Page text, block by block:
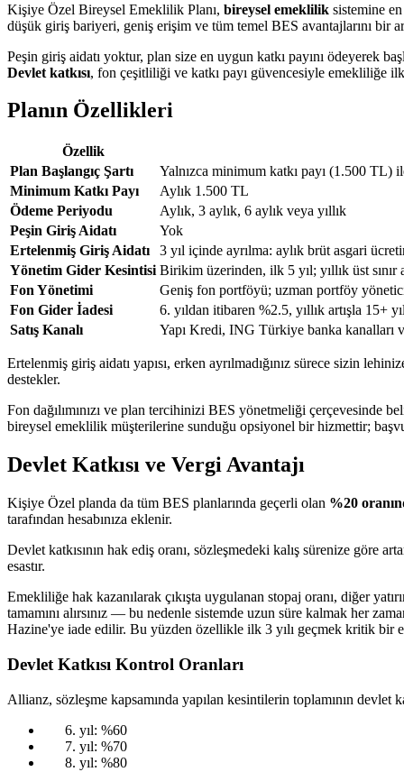
Kişiye Özel Bireysel Emeklilik Planı, bireysel emeklilik sistemine
düşük giriş bariyeri, geniş erişim ve tüm temel BES avantajlarını bir
Peşin giriş aidatı yoktur, plan size en uygun katkı payını ödeyerek
Devlet katkısı, fon çeşitliliği ve katkı payı güvencesiyle emekliliğe ilk
Planın Özellikleri
Özellik
Plan Başlangıç Şartı
Yalnızca minimum katkı payı (1.500 TL)
Minimum Katkı Payı
Aylık 1.500 TL
Ödeme Periyodu
Aylık, 3 aylık, 6 aylık veya yıllık
Peşin Giriş Aidatı
Yok
Ertelenmiş Giriş Aidatı
3 yıl içinde ayrılma: aylık brüt asgari
Yönetim Gider Kesintisi Birikim üzerinden, ilk 5 yıl; yıllık üst
Fon Yönetimi
Geniş fon portföyü; uzman portföy
Fon Gider İadesi
6. yıldan itibaren %2.5, yıllık artışla 15+
Satış Kanalı
Yapı Kredi, ING Türkiye banka kanalları
Ertelenmiş giriş aidatı yapısı, erken ayrılmadığınız sürece sizin
destekler.
Fon dağılımınızı ve plan tercihinizi BES yönetmeliği çerçevesinde
bireysel emeklilik müşterilerine sunduğu opsiyonel bir hizmettir;
Devlet Katkısı ve Vergi Avantajı
Kişiye Özel planda da tüm BES planlarında geçerli olan %20
tarafından hesabınıza eklenir.
Devlet katkısının hak ediş oranı, sözleşmedeki kalış sürenize
esastır.
Emekliliğe hak kazanılarak çıkışta uygulanan stopaj oranı, diğer
tamamını alırsınız — bu nedenle sistemde uzun süre kalmak her
Hazine'ye iade edilir. Bu yüzden özellikle ilk 3 yılı geçmek kritik bir
Devlet Katkısı Kontrol Oranları
Allianz, sözleşme kapsamında yapılan kesintilerin toplamının devlet
yıl: %60
yıl: %70
yıl: %80